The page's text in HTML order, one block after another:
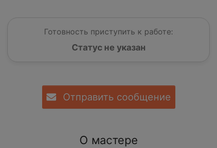
Готовность приступить к работе:
Статус не указан
Отправить сообщение
О мастере